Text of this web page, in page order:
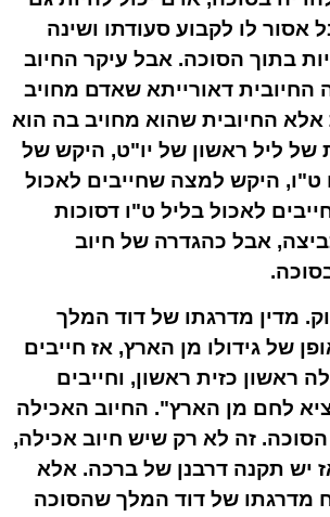
אסור לו לקבוע סעודתו ושינה
בתוך הסוכה. אבל עיקר החיוב
החיובית דאורייתא שאדם מחויב
החיובית שהוא מחויב בה הוא
של ליל ראשון של יו"ט, היקש של
ט"ו, היקש למצה שחייבים לאכול
לאכול בליל ט"ו דסוכות
אבל כהגדרה של חיוב
מדין מדרגתו של דוד המלך
של גידולו מן הארץ, אז חייבים
ראשון כזית ראשון, וחייבים
לחם מן הארץ". החיוב האכילה
זה לא רק שיש חיוב אכילה,
יש תקנה דרבנן של ברכה. אלא
מדרגתו של דוד המלך שהסוכה